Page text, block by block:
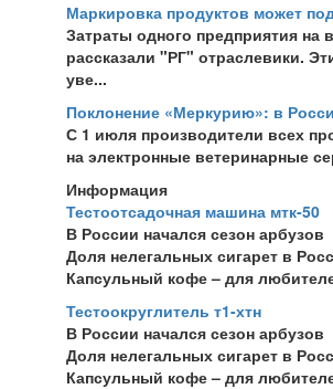
Маркировка продуктов может
Затраты одного предприятия
рассказали "РГ" отраслевики.
уве...
Поклонение «Меркурию»: в
С 1 июля производители всех
на электронные ветеринарные
Информация
Тестоотсадочная машина мтк-50
В России начался сезон арбузов
Доля нелегальных сигарет в
Капсульный кофе – для
Тестоокруглитель т1-хтн
В России начался сезон арбузов
Доля нелегальных сигарет в
Капсульный кофе – для